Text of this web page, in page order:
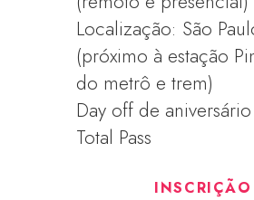
Localização: São
(próximo à estação
do metrô e trem)
Day off de aniversário
Total Pass
INSCRIÇÃO